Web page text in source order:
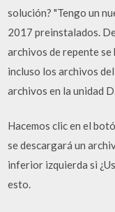
solución? "Tengo un
2017 preinstalados.
archivos de repente
incluso los archivos
archivos en la unidad
Hacemos clic en el
se descargará un
inferior izquierda si
esto.